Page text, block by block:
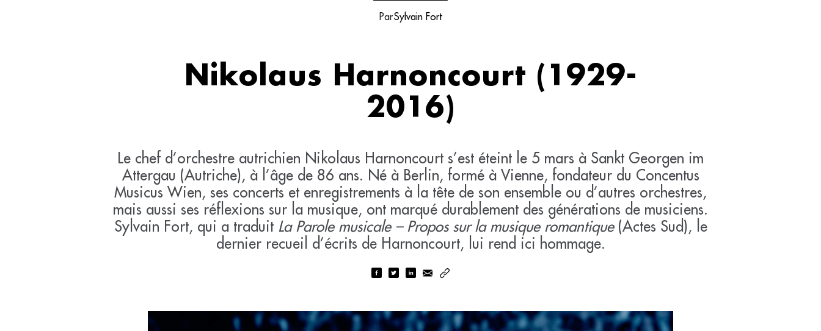
ParSylvain Fort
Nikolaus Harnoncourt (1929-
2016)
Le chef d’orchestre autrichien Nikolaus Harnoncourt s’est éteint le 5 mars à Sankt Georgen im
Attergau (Autriche), à l’âge de 86 ans. Né à Berlin, formé à Vienne, fondateur du Concentus
Musicus Wien, ses concerts et enregistrements à la tête de son ensemble ou d’autres orchestres,
mais aussi ses réflexions sur la musique, ont marqué durablement des générations de musiciens.
Sylvain Fort, qui a traduit La Parole musicale – Propos sur la musique romantique(Actes Sud), le
dernier recueil d’écrits de Harnoncourt, lui rend ici hommage.